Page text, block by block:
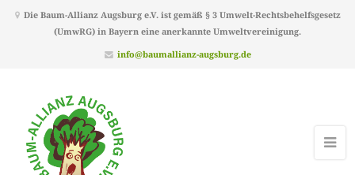
Die Baum-Allianz Augsburg e.V. ist gemäß § 3 Umwelt-Rechtsbehelfsgesetz
(UmwRG) in Bayern eine anerkannte Umweltvereinigung.
info@baumallianz-augsburg.de